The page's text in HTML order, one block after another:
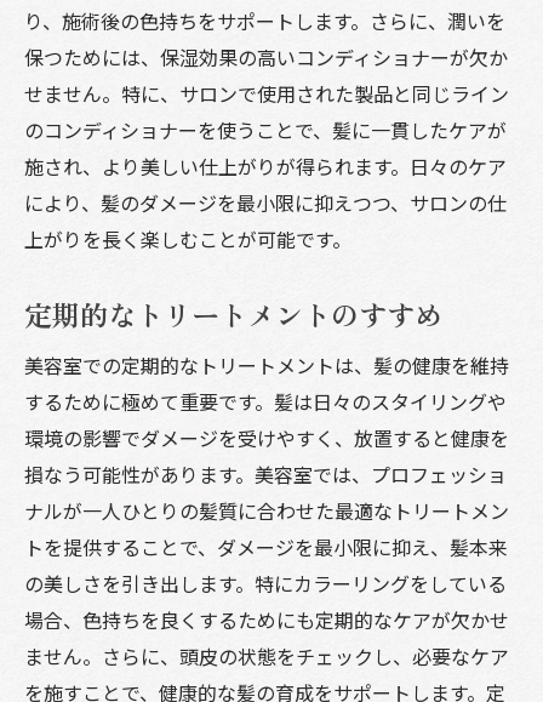
り、施術後の色持ちをサポートします。さらに、潤いを
保つためには、保湿効果の高いコンディショナーが欠か
せません。特に、サロンで使用された製品と同じライン
のコンディショナーを使うことで、髪に一貫したケアが
施され、より美しい仕上がりが得られます。日々のケア
により、髪のダメージを最小限に抑えつつ、サロンの仕
上がりを長く楽しむことが可能です。
定期的なトリートメントのすすめ
美容室での定期的なトリートメントは、髪の健康を維持
するために極めて重要です。髪は日々のスタイリングや
環境の影響でダメージを受けやすく、放置すると健康を
損なう可能性があります。美容室では、プロフェッショ
ナルが一人ひとりの髪質に合わせた最適なトリートメン
トを提供することで、ダメージを最小限に抑え、髪本来
の美しさを引き出します。特にカラーリングをしている
場合、色持ちを良くするためにも定期的なケアが欠かせ
ません。さらに、頭皮の状態をチェックし、必要なケア
を施すことで、健康的な髪の育成をサポートします。定